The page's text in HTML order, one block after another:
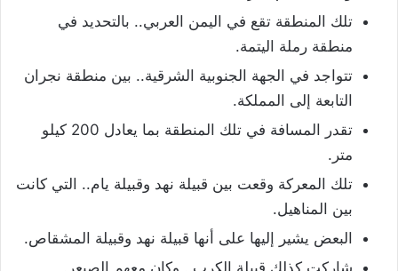
تلك المنطقة تقع في اليمن العربي.. بالتحديد في
منطقة رملة اليتمة.
تتواجد في الجهة الجنوبية الشرقية.. بين منطقة نجران
التابعة إلى المملكة.
تقدر المسافة في تلك المنطقة بما يعادل 200 كيلو
متر.
تلك المعركة وقعت بين قبيلة نهد وقبيلة يام.. التي كانت
بين المناهيل.
البعض يشير إليها على أنها قبيلة نهد وقبيلة المشقاص.
شاركت كذلك قبيلة الكرب.. وكان معهم الصيعر.